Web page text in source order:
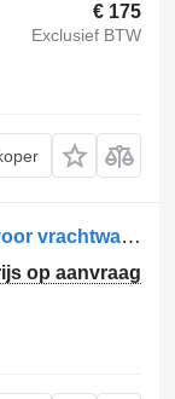
€ 175
Exclusief BTW
MAN TGL TRANSMISSIE 6 S 800 TO EURO 5 81.32004-6181 versnellingsbak voor vrachtwagen
op aanvraag